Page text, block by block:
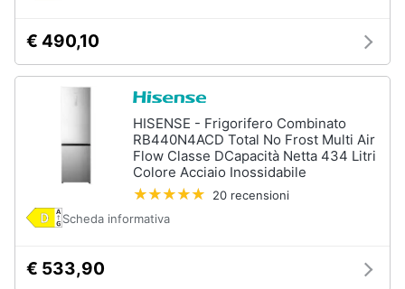
€ 490,10
HISENSE - Frigorifero Combinato
RB440N4ACD Total No Frost Multi Air
Flow Classe DCapacità Netta 434 Litri
Colore Acciaio Inossidabile
20 recensioni
Scheda informativa
€ 533,90